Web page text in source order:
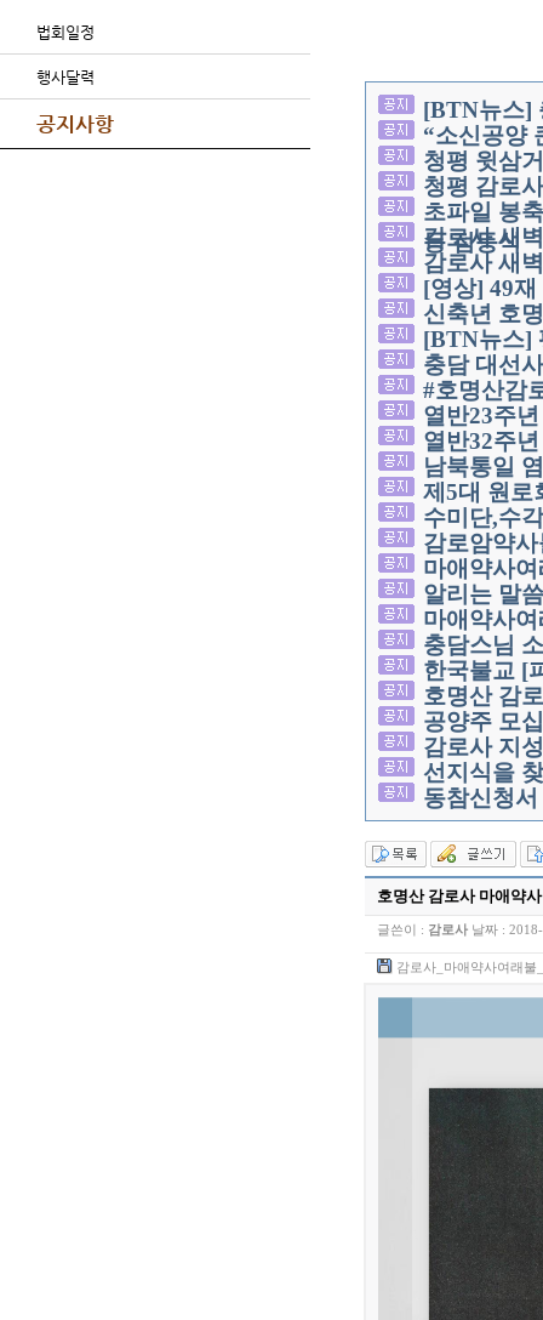
법회일정
행사달력
공지사항
[BTN뉴스]
“소신공양
청평 윗삼
청평 감로
초파일 봉
등 점등식
감로사 새
감로사 새
[영상] 49
신축년 호
[BTN뉴스]
충담 대선
#호명산감
열반23주
열반32주
남북통일
제5대 원로
수미단,수
감로암약
마애약사
알리는 말씀
마애약사
충담스님
한국불교 [
호명산 감
공양주 모
감로사 지
선지식을
동참신청
호명산 감로사 마애약
글쓴이 : 감로사 날짜 :
감로사_마애약사여래불